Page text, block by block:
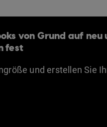
von Grund auf neu
fest
und erstellen Sie